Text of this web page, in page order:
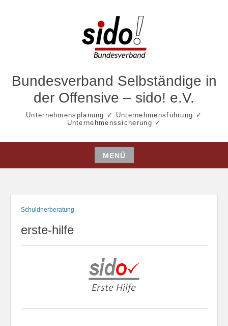
Bundesverband Selbständige in
der Offensive – sido! e.V.
Unternehmensplanung ✓ Unternehmensführung ✓
Unternehmenssicherung ✓
MENÜ
Zum
springen
Schuldnerberatung
erste-hilfe